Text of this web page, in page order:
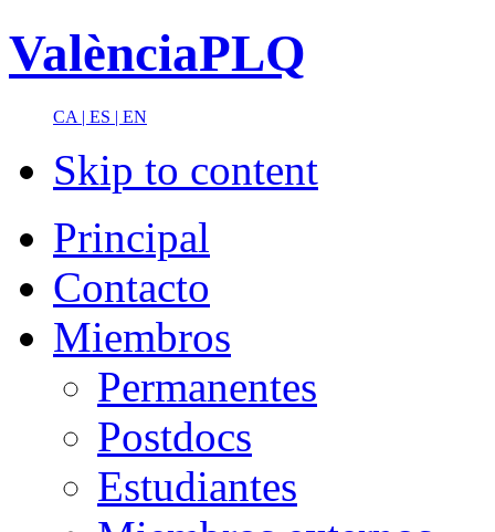
ValènciaPLQ
CA | ES | EN
Skip to content
Principal
Contacto
Miembros
Permanentes
Postdocs
Estudiantes